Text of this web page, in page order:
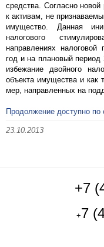
средства. Согласно
к активам, не
имущество. Данная
налогового
направлениях
год и на плановый период
избежание двойного
объекта имущества и как
мер, направленных на
Продолжение доступно по
23.10.2013
+7
+7